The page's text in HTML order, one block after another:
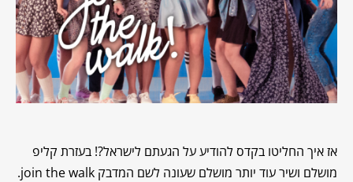
אז איך החליטו בקדס להודיע על הגעתם לישראל?! בעזרת קליפ
מושלם ושיר עוד יותר מושלם שעונה לשם המדבק join the walk.